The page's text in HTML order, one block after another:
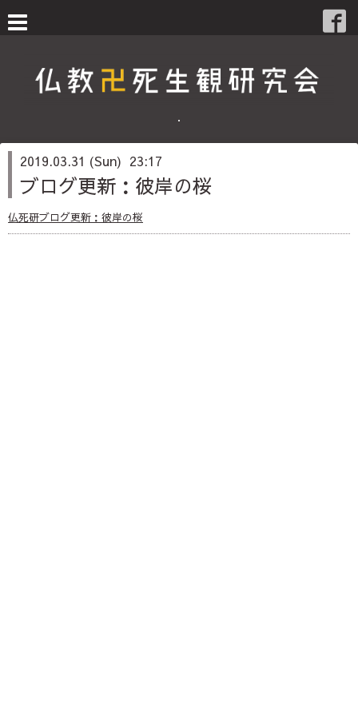
・
2019.03.31 (Sun) 23:17
ブログ更新：彼岸の桜
仏死研ブログ更新：彼岸の桜